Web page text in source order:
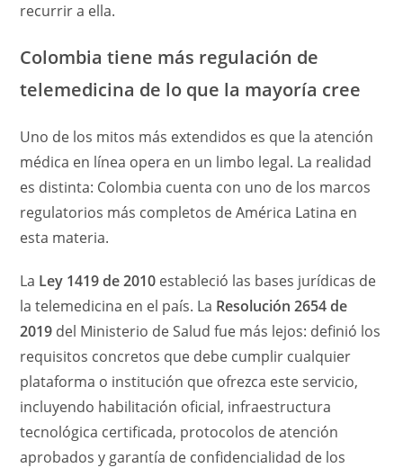
recurrir a ella.
Colombia tiene más regulación de
telemedicina de lo que la mayoría cree
Uno de los mitos más extendidos es que la atención
médica en línea opera en un limbo legal. La realidad
es distinta: Colombia cuenta con uno de los marcos
regulatorios más completos de América Latina en
esta materia.
La Ley 1419 de 2010 estableció las bases jurídicas de
la telemedicina en el país. La Resolución 2654 de
2019 del Ministerio de Salud fue más lejos: definió los
requisitos concretos que debe cumplir cualquier
plataforma o institución que ofrezca este servicio,
incluyendo habilitación oficial, infraestructura
tecnológica certificada, protocolos de atención
aprobados y garantía de confidencialidad de los